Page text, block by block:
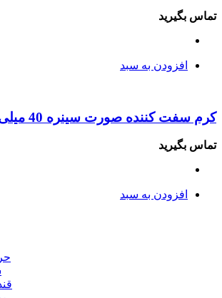
تماس بگیرید
افزودن به سبد
کرم سفت کننده صورت سینره 40 میلی لیتر
تماس بگیرید
افزودن به سبد